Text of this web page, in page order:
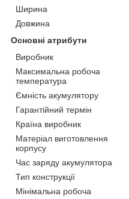
Ширина
Довжина
Основні атрибути
Виробник
Максимальна робоча
температура
Ємність акумулятору
Гарантійний термін
Країна виробник
Матеріал виготовлення
корпусу
Час заряду акумулятора
Тип конструкції
Мінімальна робоча